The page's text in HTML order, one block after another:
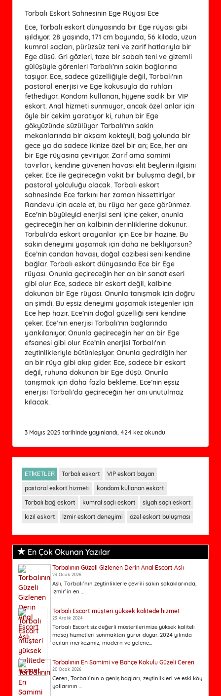
Torbalı Eskort Sahnesinin Ege Rüyası Ece
Ece, Torbalı eskort dünyasında bir Ege rüyası gibi
ışıldıyor. 28 yaşında, 171 cm boyunda, 56 kiloda, uzun
kumral saçları, pürüzsüz teni ve zarif hatlarıyla bir
Ege düşü. Gri gözleri, taze bir sabah teni ve gizemli
gülüşüyle görenleri Torbalı’nın sakin bağlarına
taşıyor. Ece, sadece güzelliğiyle değil, Torbalı’nın
pastoral enerjisi ve Ege kokusuyla da ruhları
fethediyor. Kondom kullanan, hijyene sadık bir VIP
eskort. Anal hizmeti sunmuyor, ancak özel anlar için
öyle bir çekim yaratıyor ki, ruhun bir Ege
gökyüzünde süzülüyor. Torbalı’nın sakin
mekanlarında bir akşam kokteyli, bağ yolunda bir
gece ya da sadece ikinize özel bir an; Ece, her anı
bir Ege rüyasına çeviriyor. Zarif ama samimi
tavırları, kendine güvenen havası elit beylerin ilgisini
çeker. Ece ile geçireceğin vakit bir buluşma değil, bir
pastoral yolculuğu olacak. Torbalı eskort
sahnesinde Ece farkını her zaman hissettiriyor.
Randevu için acele et, bu rüya her gece görünmez.
Ece’nin büyüleyici enerjisi seni içine çeker, onunla
geçireceğin her an kalbinin derinliklerine dokunur.
Torbalı’da eskort arayanlar için Ece bir hazine. Bu
sakin deneyimi yaşamak için daha ne bekliyorsun?
Ece’nin candan havası, doğal cazibesi seni kendine
bağlar. Torbalı eskort dünyasında Ece bir Ege
rüyası. Onunla geçireceğin her an bir sanat eseri
gibi olur. Ece, sadece bir eskort değil, kalbine
dokunan bir Ege rüyası. Onunla tanışmak için doğru
an şimdi. Bu eşsiz deneyimi yaşamak isteyenler için
Ece hep hazır. Ece’nin doğal güzelliği seni kendine
çeker. Ece’nin enerjisi Torbalı’nın bağlarında
yankılanıyor. Onunla geçireceğin her an bir Ege
efsanesi gibi olur. Ece’nin enerjisi Torbalı’nın
zeytinlikleriyle bütünleşiyor. Onunla geçirdiğin her
an bir rüya gibi akıp gider. Ece, sadece bir eskort
değil, ruhuna dokunan bir Ege düşü. Onunla
tanışmak için daha fazla bekleme. Ece’nin eşsiz
enerjisi Torbalı’da geçireceğin her anı unutulmaz
kılacak.
3 Mayıs 2025 tarihinde yayınlandı, 424 kez okundu
ETİKETLER Torbalı eskort
VIP eskort bayan
pastoral eskort hizmeti
kondom kullanan eskort
Torbalı bağ eskort
kumral saçlı eskort
siyah saçlı eskort
kızıl eskort
İzmir eskort deneyimi özel eskort buluşması
En Çok Okunan Yazılar
Torbalının Güzeli Gizlenen Derin Anal Escort Aslı
23 Ocak 2026
Aslı, Torbalı’nın zeytinliklerle çevrili sakin sokaklarında,
İzmir’in en ...
Torbalı Escort müşteri yüksek kalitede hizmet
23 Aralık 2024
Torbalı Escort siz değerli müşterilerimize yüksek kaliteli
masaj hizmetleri sunmaktan gurur duyar. 2024 yılında
açılan merkezimiz, modern ve gelene...
Torbalının En Samimi ve Bahçe Kokulu Güzeli Ceren
20 Ocak 2026
Ceren, Torbalı’nın o geniş bağları, zeytinlikleri ve eski köy
yollarının ...